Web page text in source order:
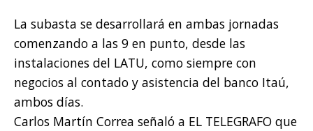
La subasta se desarrollará en ambas jornadas
comenzando a las 9 en punto, desde las
instalaciones del LATU, como siempre con
negocios al contado y asistencia del banco Itaú,
ambos días.
Carlos Martín Correa señaló a EL TELEGRAFO que